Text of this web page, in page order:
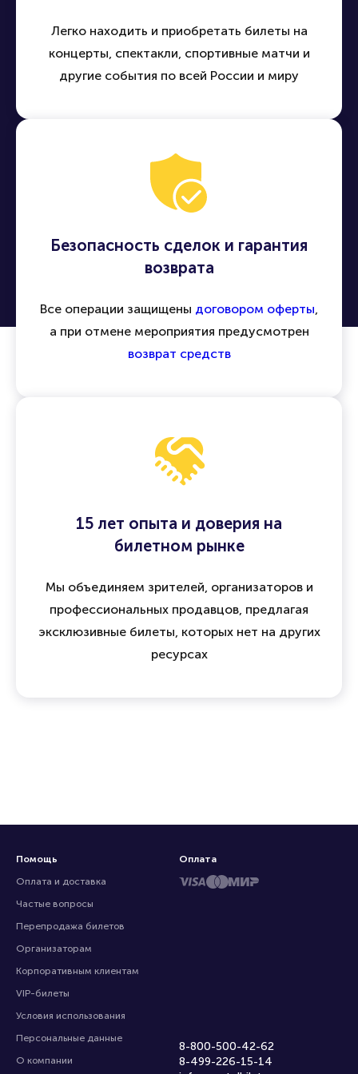
Легко находить и приобретать билеты на
концерты, спектакли, спортивные матчи и
другие события по всей России и миру
Безопасность сделок и гарантия
возврата
Все операции защищены договором оферты,
а при отмене мероприятия предусмотрен
возврат средств
15 лет опыта и доверия на
билетном рынке
Мы объединяем зрителей, организаторов и
профессиональных продавцов, предлагая
эксклюзивные билеты, которых нет на других
ресурсах
Помощь
Оплата и доставка
Частые вопросы
Перепродажа билетов
Организаторам
Корпоративным клиентам
VIP-билеты
Условия использования
Персональные данные
О компании
8-800-500-42-62
8-499-226-15-14
Оплата